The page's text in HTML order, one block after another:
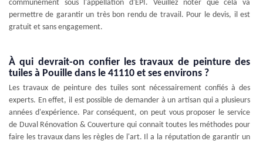
communément sous l'appellation d'EPI. Veuillez noter que cela va
permettre de garantir un très bon rendu de travail. Pour le devis, il est
gratuit et sans engagement.
À qui devrait-on confier les travaux de peinture des
tuiles à Pouille dans le 41110 et ses environs ?
Les travaux de peinture des tuiles sont nécessairement confiés à des
experts. En effet, il est possible de demander à un artisan qui a plusieurs
années d'expérience. Par conséquent, on peut vous proposer le service
de Duval Rénovation & Couverture qui connait toutes les méthodes pour
faire les travaux dans les règles de l'art. Il a la réputation de garantir un